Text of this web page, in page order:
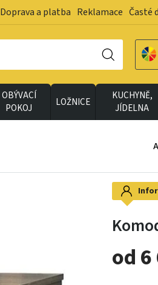
Doprava a platba Reklamace Časté
OBÝVACÍ
POKOJ
LOŽNICE
KUCHYNĚ,
JÍDELNA
od 6